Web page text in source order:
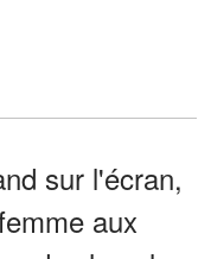
sur l'écran,
aux